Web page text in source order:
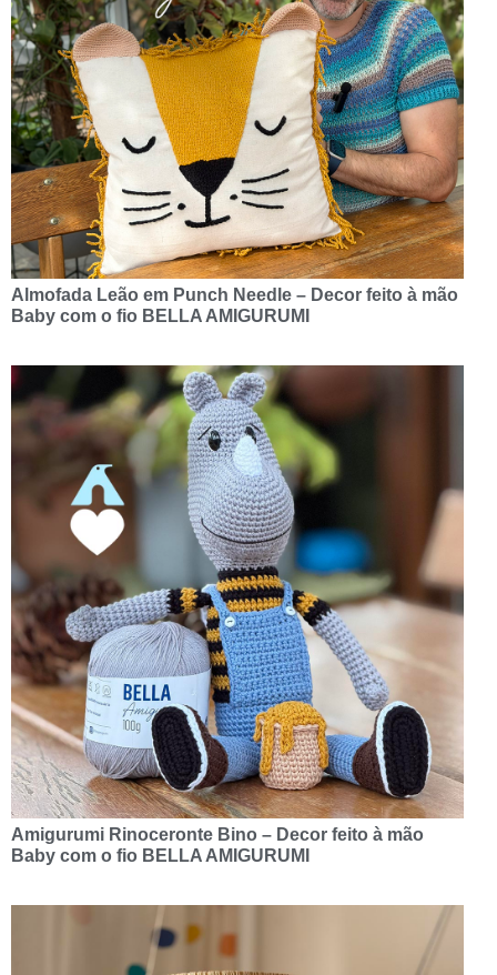
Almofada Leão em Punch Needle – Decor feito à mão
Baby com o fio BELLA AMIGURUMI
Amigurumi Rinoceronte Bino – Decor feito à mão
Baby com o fio BELLA AMIGURUMI